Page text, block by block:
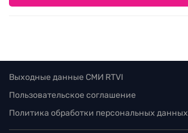
Выходные данные СМИ RTVI
Пользовательское соглашение
Политика обработки персональных данных